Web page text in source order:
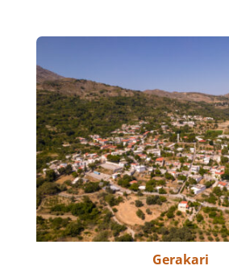
Gerakari